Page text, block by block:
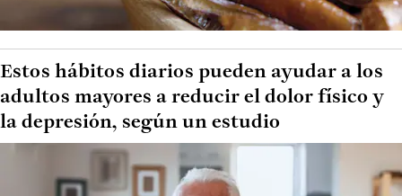
Estos hábitos diarios pueden ayudar a los
adultos mayores a reducir el dolor físico y
la depresión, según un estudio